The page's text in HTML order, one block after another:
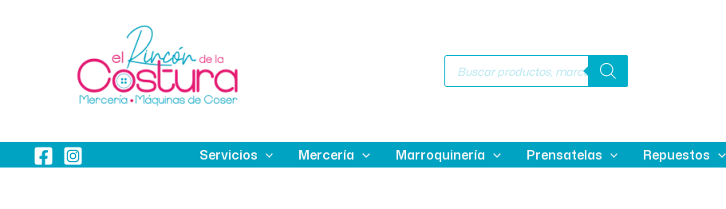
Búsqueda
Servicios Mercería Marroquinería Prensatelas Repuestos